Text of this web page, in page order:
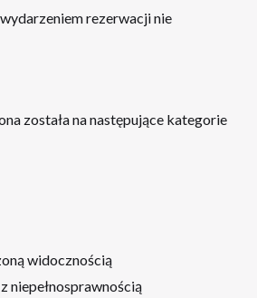
rezerwacji nie
została na następujące kategorie
widocznością
niepełnosprawnością